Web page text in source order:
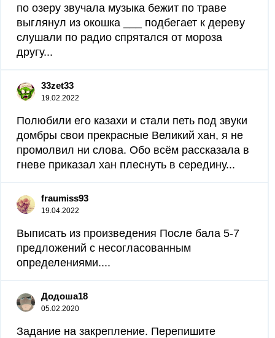
по озеру звучала музыка бежит по траве
выглянул из окошка ___ подбегает к дереву
слушали по радио спрятался от мороза
другу...
33zet33
19.02.2022
Полюбили его казахи и стали петь под звуки
домбры свои прекрасные Великий хан, я не
промолвил ни слова. Обо всём рассказала в
гневе приказал хан плеснуть в середину...
fraumiss93
19.04.2022
Выписать из произведения После бала 5-7
предложений с несогласованным
определениями.​...
Додоша18
05.02.2020
Задание на закрепление. Перепишите